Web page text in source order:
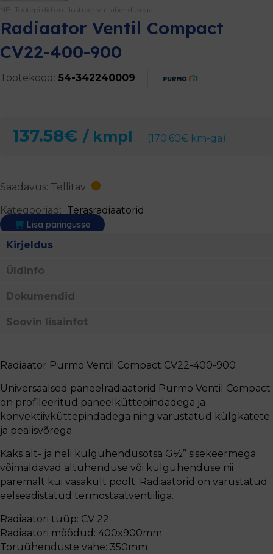
NB! Tootepildid on illustreeriva tähendusega
Radiaator Ventil Compact
CV22-400-900
Tootekood: 54-342240009
137.58€ / kmpl (170.60€ km-ga)
Saadavus: Tellitav
Kategooriad: Terasradiaatorid
Lisa päringusse
Kirjeldus
Üldinfo
Dokumendid
Soovin lisainfot
Radiaator Purmo Ventil Compact CV22-400-900
Universaalsed paneelradiaatorid Purmo Ventil Compact
on profileeritud paneelküttepindadega ja
konvektiivküttepindadega ning varustatud külgkatete
ja pealisvõrega.
Kaks alt- ja neli külgühendusotsa G½” sisekeermega
võimaldavad altühenduse või külgühenduse nii
paremalt kui vasakult poolt. Radiaatorid on varustatud
eelseadistatud termostaatventiiliga.
Radiaatori tüüp: CV 22
Radiaatori mõõdud: 400x900mm
Toruühenduste vahe: 350mm